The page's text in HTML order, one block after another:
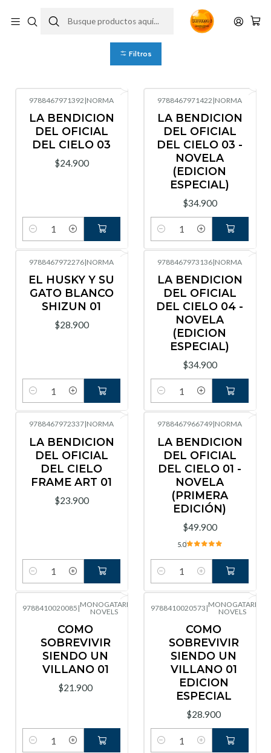
Danmei
Filtros
9788467971392 |NORMA
LA BENDICION
DEL OFICIAL
DEL CIELO 03
$24.900
Cantidad
9788467971422 |NORMA
LA BENDICION
DEL OFICIAL
DEL CIELO 03 -
NOVELA
(EDICION
ESPECIAL)
$34.900
Cantidad
9788467972276|NORMA
EL HUSKY Y SU
GATO BLANCO
SHIZUN 01
$28.900
Cantidad
9788467973136|NORMA
LA BENDICION
DEL OFICIAL
DEL CIELO 04 -
NOVELA
(EDICION
ESPECIAL)
$34.900
Cantidad
9788467972337|NORMA
LA BENDICION
DEL OFICIAL
DEL CIELO
FRAME ART 01
$23.900
Cantidad
9788467966749|NORMA
LA BENDICION
DEL OFICIAL
DEL CIELO 01 -
NOVELA
(PRIMERA
EDICIÓN)
$49.900
5.0
Cantidad
9788410020085 |MONOGATARI
NOVELS
COMO
SOBREVIVIR
SIENDO UN
VILLANO 01
$21.900
Cantidad
9788410020573 |MONOGATARI
NOVELS
COMO
SOBREVIVIR
SIENDO UN
VILLANO 01
EDICION
ESPECIAL
$28.900
Cantidad